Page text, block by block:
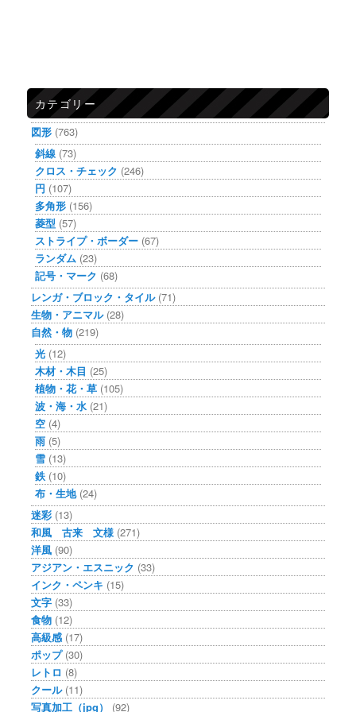
カテゴリー
図形 (763)
斜線 (73)
クロス・チェック (246)
円 (107)
多角形 (156)
菱型 (57)
ストライプ・ボーダー (67)
ランダム (23)
記号・マーク (68)
レンガ・ブロック・タイル(71)
生物・アニマル(28)
自然・物 (219)
光 (12)
木材・木目 (25)
植物・花・草 (105)
波・海・水 (21)
空 (4)
雨 (5)
雪 (13)
鉄 (10)
布・生地(24)
迷彩 (13)
和風 古来 文様 (271)
洋風 (90)
アジアン・エスニック (33)
インク・ペンキ (15)
文字 (33)
食物 (12)
高級感 (17)
ポップ(30)
レトロ (8)
クール(11)
写真加工（jpg）
(92)